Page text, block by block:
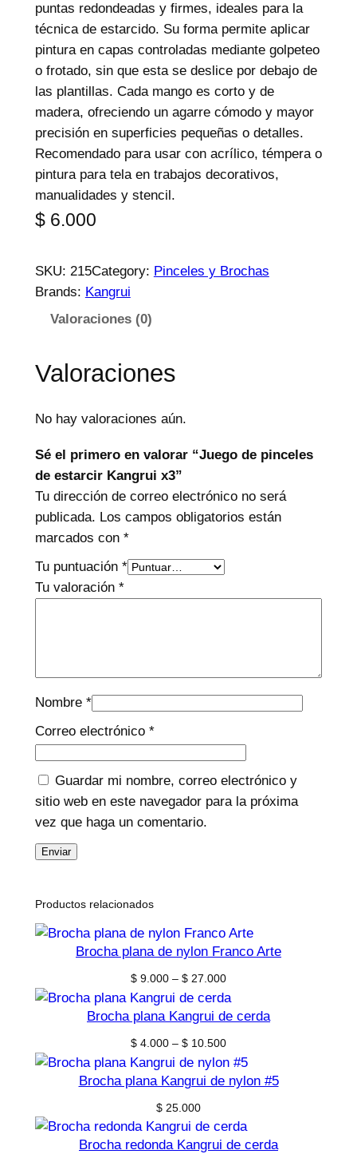
puntas redondeadas y firmes, ideales para la
técnica de estarcido. Su forma permite aplicar
pintura en capas controladas mediante golpeteo
o frotado, sin que esta se deslice por debajo de
las plantillas. Cada mango es corto y de
madera, ofreciendo un agarre cómodo y mayor
precisión en superficies pequeñas o detalles.
Recomendado para usar con acrílico, témpera o
pintura para tela en trabajos decorativos,
manualidades y stencil.
$6.000
SKU: 215Category: Pinceles y Brochas
Brands: Kangrui
Valoraciones (0)
Valoraciones
No hay valoraciones aún.
Sé el primero en valorar “Juego de pinceles
de estarcir Kangrui x3”
Tu dirección de correo electrónico no será
publicada. Los campos obligatorios están
marcados con *
Tu puntuación *
Tu valoración *
Nombre *
Correo electrónico *
Guardar mi nombre, correo electrónico y
sitio web en este navegador para la próxima
vez que haga un comentario.
Productos relacionados
Brocha plana de nylon Franco Arte
$ 9.000 – $ 27.000Price
range:
$ 9.000
$ 27.000
Brocha plana Kangrui de cerda
$ 4.000 – $ 10.500Price
range:
$ 4.000
Brocha plana Kangrui de nylon #5
$ 25.000
Brocha redonda Kangrui de cerda